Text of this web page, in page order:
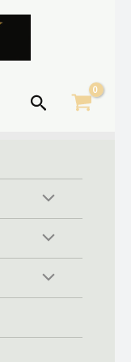
Αναζήτηση